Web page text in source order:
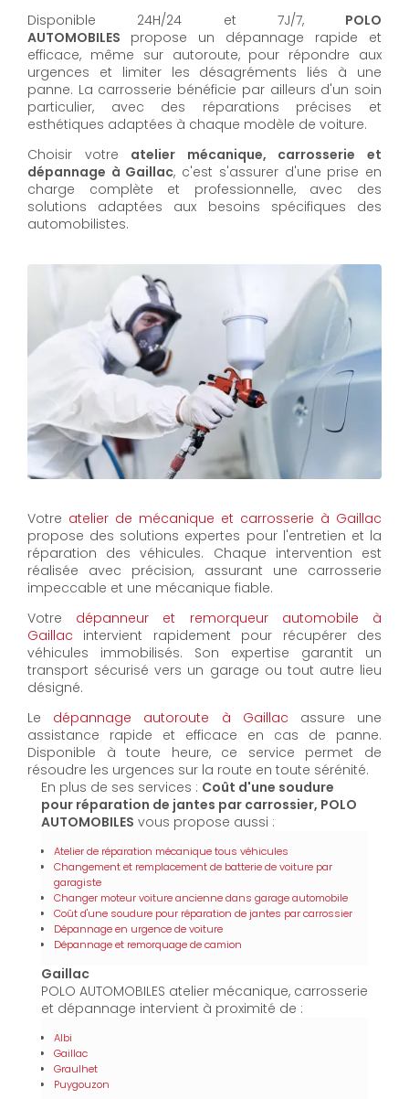
Disponible 24H/24 et 7J/7, POLO
AUTOMOBILES propose un dépannage rapide et
efficace, même sur autoroute, pour répondre aux
urgences et limiter les désagréments liés à une
panne. La carrosserie bénéficie par ailleurs d'un soin
particulier, avec des réparations précises et
esthétiques adaptées à chaque modèle de voiture.
Choisir votre atelier mécanique, carrosserie et
dépannage à Gaillac, c'est s'assurer d'une prise en
charge complète et professionnelle, avec des
solutions adaptées aux besoins spécifiques des
automobilistes.
Votre atelier de mécanique et carrosserie à Gaillac
propose des solutions expertes pour l'entretien et la
réparation des véhicules. Chaque intervention est
réalisée avec précision, assurant une carrosserie
impeccable et une mécanique fiable.
Votre dépanneur et remorqueur automobile à
Gaillac intervient rapidement pour récupérer des
véhicules immobilisés. Son expertise garantit un
transport sécurisé vers un garage ou tout autre lieu
désigné.
Le dépannage autoroute à Gaillac assure une
assistance rapide et efficace en cas de panne.
Disponible à toute heure, ce service permet de
résoudre les urgences sur la route en toute sérénité.
En plus de ses services : Coût d'une soudure
pour réparation de jantes par carrossier, POLO
AUTOMOBILES vous propose aussi :
Atelier de réparation mécanique tous véhicules
Changement et remplacement de batterie de voiture par
garagiste
Changer moteur voiture ancienne dans garage automobile
Coût d'une soudure pour réparation de jantes par carrossier
Dépannage en urgence de voiture
Dépannage et remorquage de camion
Gaillac
POLO AUTOMOBILES atelier mécanique, carrosserie
et dépannage intervient à proximité de :
Albi
Gaillac
Graulhet
Puygouzon